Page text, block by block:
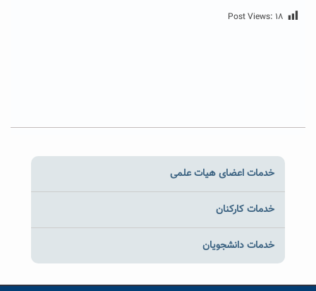
Post Views: ۱۸
خدمات اعضای هیات علمی
خدمات کارکنان
خدمات دانشجویان